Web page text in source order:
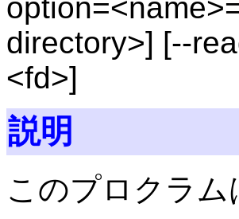
directory>] [--
<fd>]
説明
このプロクラム